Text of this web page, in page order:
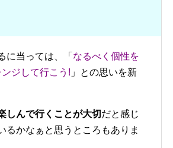
に当っては、「 なるべく個性を
ジして行こう! 」との思いを新
しんで行くことが大切だと感じ
るかなぁと思うところもありま